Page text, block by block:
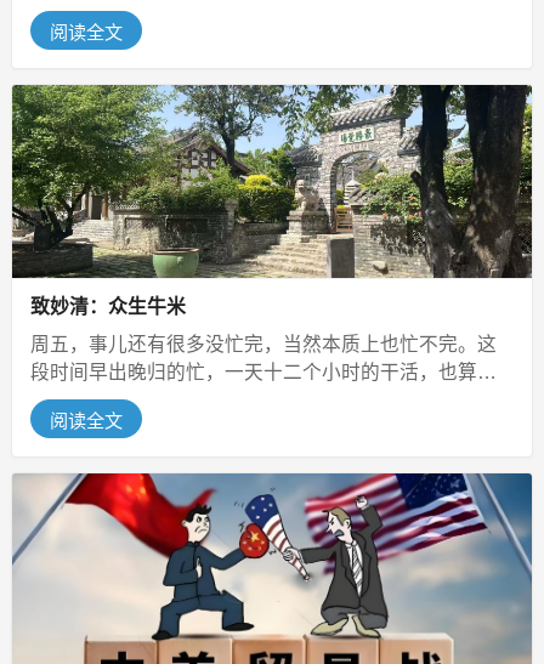
脏瓣膜置换手术，到2023...
阅读全文
致妙清：众生牛米
周五，事儿还有很多没忙完，当然本质上也忙不完。这
段时间早出晚归的忙，一天十二个小时的干活，也算是
鞠躬尽瘁了，当然死而后已还谈不上...
阅读全文